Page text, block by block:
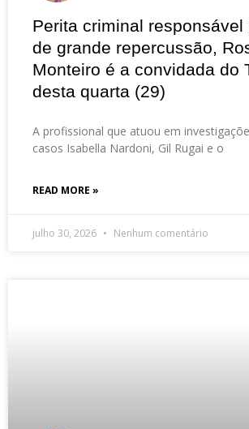
Perita criminal responsável
de grande repercussão,
Monteiro é a convidada do
desta quarta (29)
A profissional que atuou em
casos Isabella Nardoni, Gil Rugai e o
READ MORE »
julho 30, 2026 Nenhum comentário